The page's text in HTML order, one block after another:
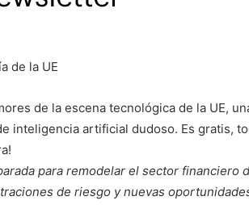
de la UE
de la escena tecnológica de la UE,
inteligencia artificial dudoso. Es gratis,
para remodelar el sector financiero
de riesgo y nuevas